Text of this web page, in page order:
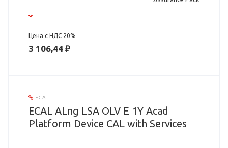
Цена с НДС 20%
3 106,44 ₽
ECAL
ECAL ALng LSA OLV E 1Y Acad
Platform Device CAL with Services